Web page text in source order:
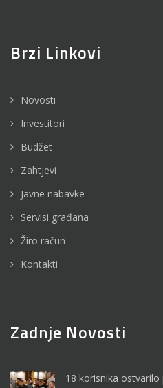
Brzi Linkovi
Novosti
Investitori
Budžet
Zahtjevi
Javne nabavke
Servisi građana
Žiro račun
Kontakti
Zadnje Novosti
18 korisnika